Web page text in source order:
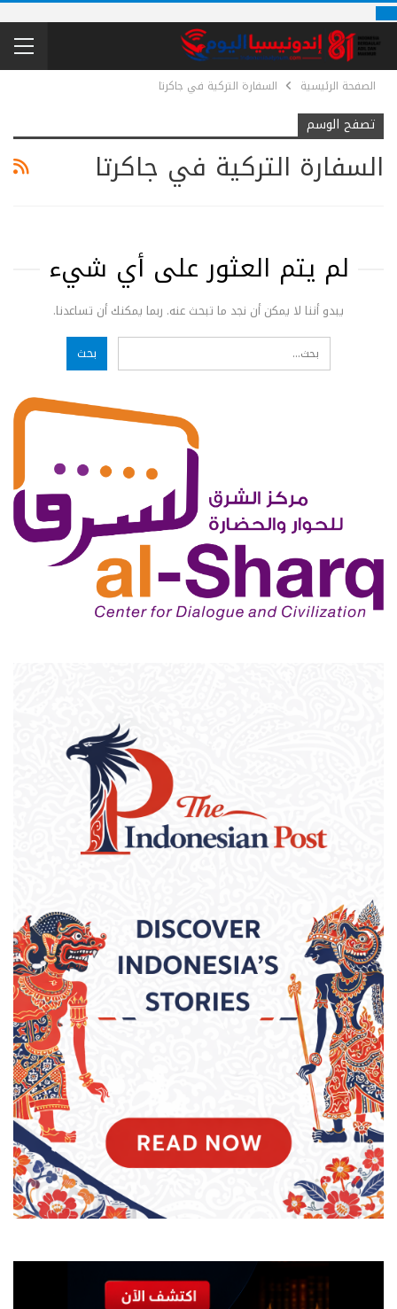
الصفحة الرئيسية السفارة التركية في جاكرتا
تصفح الوسم
السفارة التركية في جاكرتا
لم يتم العثور على أي شيء
يبدو أننا لا يمكن أن نجد ما تبحث عنه. ربما يمكنك أن تساعدنا.